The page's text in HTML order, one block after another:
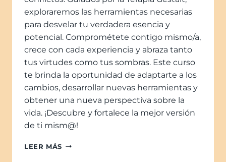
exploraremos las herramientas necesarias
para desvelar tu verdadera esencia y
potencial. Comprométete contigo mismo/a,
crece con cada experiencia y abraza tanto
tus virtudes como tus sombras. Este curso
te brinda la oportunidad de adaptarte a los
cambios, desarrollar nuevas herramientas y
obtener una nueva perspectiva sobre la
vida. ¡Descubre y fortalece la mejor versión
de ti mism@!
LEER MÁS